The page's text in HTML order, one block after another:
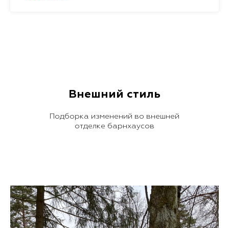
Внешний стиль
Подборка изменений во внешней
отделке барнхаусов